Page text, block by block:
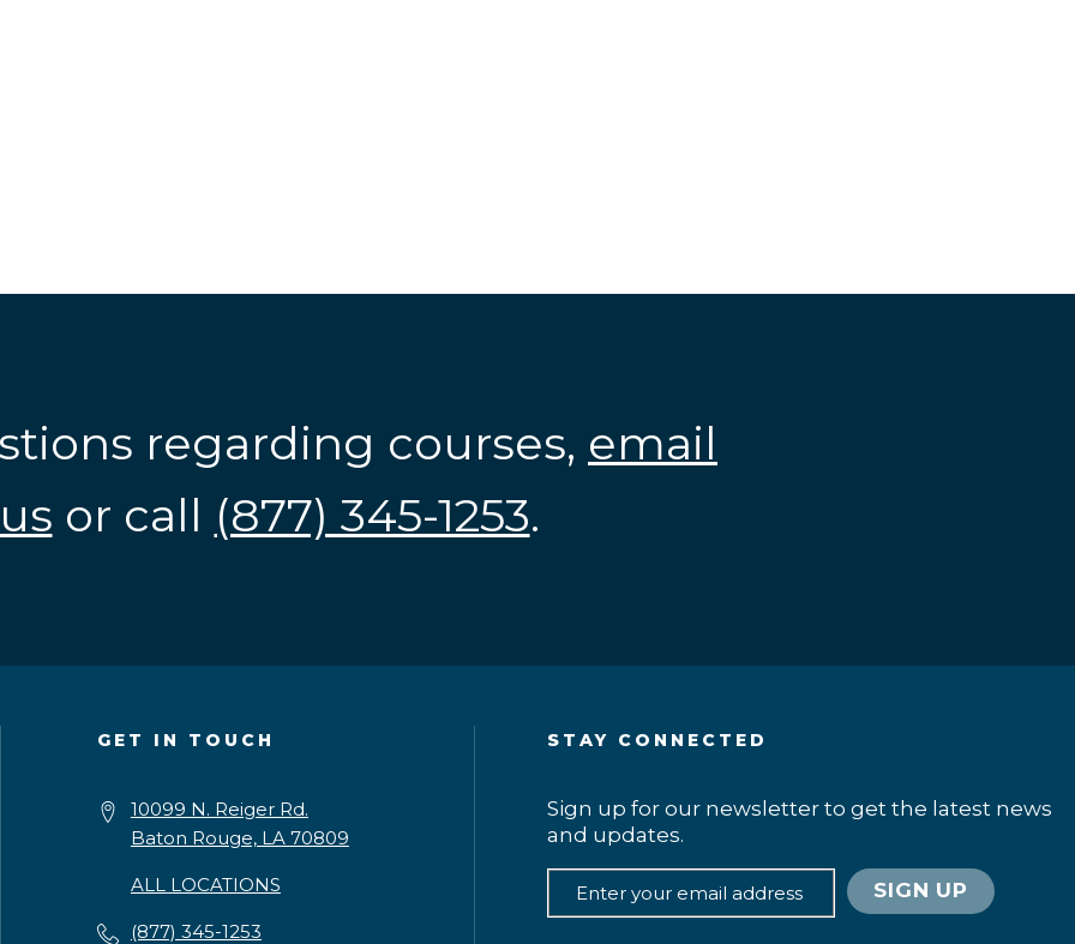
regarding courses, email
or call (877) 345-1253.
GET IN TOUCH
10099 N. Reiger Rd.
Baton Rouge, LA 70809
ALL LOCATIONS
(877) 345-1253
STAY CONNECTED
Sign up for our newsletter to get the latest news
and updates.